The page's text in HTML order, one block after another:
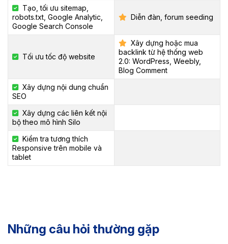
Tạo, tối ưu sitemap,
robots.txt, Google Analytic,
Google Search Console
Diễn đàn, forum seeding
Tối ưu tốc độ website
Xây dựng hoặc mua
backlink từ hệ thống web
2.0: WordPress, Weebly,
Blog Comment
Xây dựng nội dung chuẩn
SEO
Xây dựng các liên kết nội
bộ theo mô hình Silo
Kiểm tra tương thích
Responsive trên mobile và
tablet
Những câu hỏi thường gặp